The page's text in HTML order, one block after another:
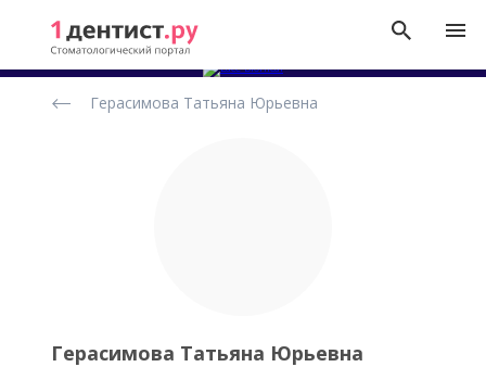
стоматологов
Герасимова Татьяна Юрьевна
Герасимова Татьяна Юрьевна